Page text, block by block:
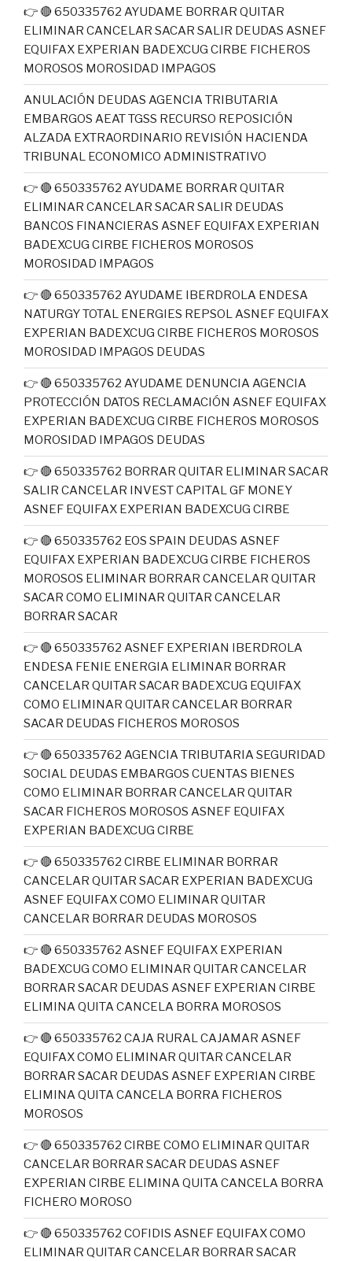
👉 🔴 650335762 AYUDAME BORRAR QUITAR
ELIMINAR CANCELAR SACAR SALIR DEUDAS ASNEF
EQUIFAX EXPERIAN BADEXCUG CIRBE FICHEROS
MOROSOS MOROSIDAD IMPAGOS
ANULACIÓN DEUDAS AGENCIA TRIBUTARIA
EMBARGOS AEAT TGSS RECURSO REPOSICIÓN
ALZADA EXTRAORDINARIO REVISIÓN HACIENDA
TRIBUNAL ECONOMICO ADMINISTRATIVO
👉 🔴 650335762 AYUDAME BORRAR QUITAR
ELIMINAR CANCELAR SACAR SALIR DEUDAS
BANCOS FINANCIERAS ASNEF EQUIFAX EXPERIAN
BADEXCUG CIRBE FICHEROS MOROSOS
MOROSIDAD IMPAGOS
👉 🔴 650335762 AYUDAME IBERDROLA ENDESA
NATURGY TOTAL ENERGIES REPSOL ASNEF EQUIFAX
EXPERIAN BADEXCUG CIRBE FICHEROS MOROSOS
MOROSIDAD IMPAGOS DEUDAS
👉 🔴 650335762 AYUDAME DENUNCIA AGENCIA
PROTECCIÓN DATOS RECLAMACIÓN ASNEF EQUIFAX
EXPERIAN BADEXCUG CIRBE FICHEROS MOROSOS
MOROSIDAD IMPAGOS DEUDAS
👉 🔴 650335762 BORRAR QUITAR ELIMINAR SACAR
SALIR CANCELAR INVEST CAPITAL GF MONEY
ASNEF EQUIFAX EXPERIAN BADEXCUG CIRBE
👉 🔴 650335762 EOS SPAIN DEUDAS ASNEF
EQUIFAX EXPERIAN BADEXCUG CIRBE FICHEROS
MOROSOS ELIMINAR BORRAR CANCELAR QUITAR
SACAR COMO ELIMINAR QUITAR CANCELAR
BORRAR SACAR
👉 🔴 650335762 ASNEF EXPERIAN IBERDROLA
ENDESA FENIE ENERGIA ELIMINAR BORRAR
CANCELAR QUITAR SACAR BADEXCUG EQUIFAX
COMO ELIMINAR QUITAR CANCELAR BORRAR
SACAR DEUDAS FICHEROS MOROSOS
👉 🔴 650335762 AGENCIA TRIBUTARIA SEGURIDAD
SOCIAL DEUDAS EMBARGOS CUENTAS BIENES
COMO ELIMINAR BORRAR CANCELAR QUITAR
SACAR FICHEROS MOROSOS ASNEF EQUIFAX
EXPERIAN BADEXCUG CIRBE
👉 🔴 650335762 CIRBE ELIMINAR BORRAR
CANCELAR QUITAR SACAR EXPERIAN BADEXCUG
ASNEF EQUIFAX COMO ELIMINAR QUITAR
CANCELAR BORRAR DEUDAS MOROSOS
👉 🔴 650335762 ASNEF EQUIFAX EXPERIAN
BADEXCUG COMO ELIMINAR QUITAR CANCELAR
BORRAR SACAR DEUDAS ASNEF EXPERIAN CIRBE
ELIMINA QUITA CANCELA BORRA MOROSOS
👉 🔴 650335762 CAJA RURAL CAJAMAR ASNEF
EQUIFAX COMO ELIMINAR QUITAR CANCELAR
BORRAR SACAR DEUDAS ASNEF EXPERIAN CIRBE
ELIMINA QUITA CANCELA BORRA FICHEROS
MOROSOS
👉 🔴 650335762 CIRBE COMO ELIMINAR QUITAR
CANCELAR BORRAR SACAR DEUDAS ASNEF
EXPERIAN CIRBE ELIMINA QUITA CANCELA BORRA
FICHERO MOROSO
👉 🔴 650335762 COFIDIS ASNEF EQUIFAX COMO
ELIMINAR QUITAR CANCELAR BORRAR SACAR